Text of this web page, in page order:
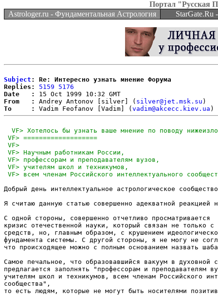
Портал "Русская
Astrologer.ru - Фундаментальная Астрология
StarGate.Ru
Subject : Re: Интересно узнать мнение Форума
Replies:
5159
5176
Date   :
From   :
Andrey Antonov [silver] ( silver@jet.msk.su
To     :
Vadim Feofanov [Vadim] (vadim@akcecc.kiev.ua
Добрый день интеллектуальное астрологическое
Я считаю данную статью совершенно адекватной реакцией
С одной стороны, совершенно отчетливо просматривается
кризис отечественной науки, который связан не только с
средств, но, главным образом, с крушением
фундамента системы. С другой стороны, я не могу не
что происходящее можно с полным основанием назвать
Самое печальное, что образовавшийся вакуум в духовной
предлагается заполнять "профессорам и преподавателям
учителям школ и техникумов, всем членам Российского
сообщества",
то есть людям, которые не могут быть носителями